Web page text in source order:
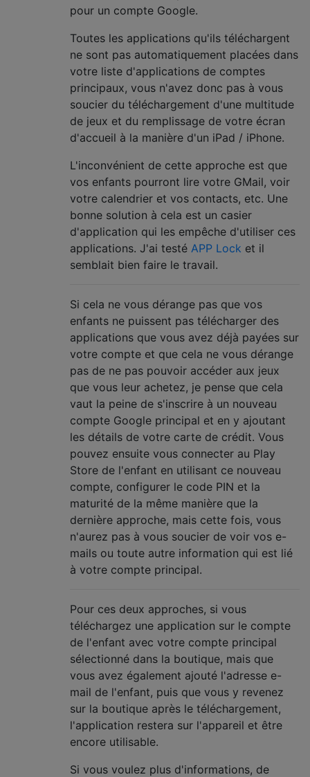
pour un compte Google.
Toutes les applications qu'ils téléchargent
ne sont pas automatiquement placées dans
votre liste d'applications de comptes
principaux, vous n'avez donc pas à vous
soucier du téléchargement d'une multitude
de jeux et du remplissage de votre écran
d'accueil à la manière d'un iPad / iPhone.
L'inconvénient de cette approche est que
vos enfants pourront lire votre GMail, voir
votre calendrier et vos contacts, etc. Une
bonne solution à cela est un casier
d'application qui les empêche d'utiliser ces
applications. J'ai testé APP Lock et il
semblait bien faire le travail.
Si cela ne vous dérange pas que vos
enfants ne puissent pas télécharger des
applications que vous avez déjà payées sur
votre compte et que cela ne vous dérange
pas de ne pas pouvoir accéder aux jeux
que vous leur achetez, je pense que cela
vaut la peine de s'inscrire à un nouveau
compte Google principal et en y ajoutant
les détails de votre carte de crédit. Vous
pouvez ensuite vous connecter au Play
Store de l'enfant en utilisant ce nouveau
compte, configurer le code PIN et la
maturité de la même manière que la
dernière approche, mais cette fois, vous
n'aurez pas à vous soucier de voir vos e-
mails ou toute autre information qui est lié
à votre compte principal.
Pour ces deux approches, si vous
téléchargez une application sur le compte
de l'enfant avec votre compte principal
sélectionné dans la boutique, mais que
vous avez également ajouté l'adresse e-
mail de l'enfant, puis que vous y revenez
sur la boutique après le téléchargement,
l'application restera sur l'appareil et être
encore utilisable.
Si vous voulez plus d'informations, de